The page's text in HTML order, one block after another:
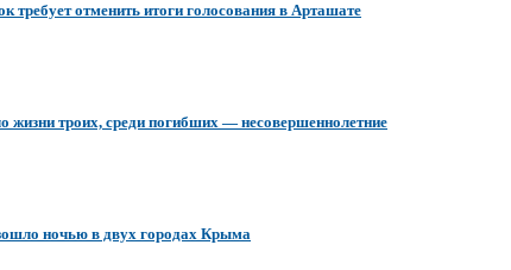
отменить итоги голосования в Арташате
троих, среди погибших — несовершеннолетние
ночью в двух городах Крыма